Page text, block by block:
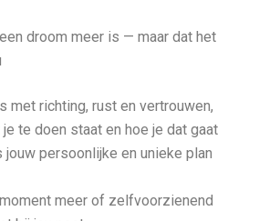
droom meer is — maar dat het
met richting, rust en vertrouwen,
te doen staat en hoe je dat gaat
jouw persoonlijke en unieke plan
meer of zelfvoorzienend